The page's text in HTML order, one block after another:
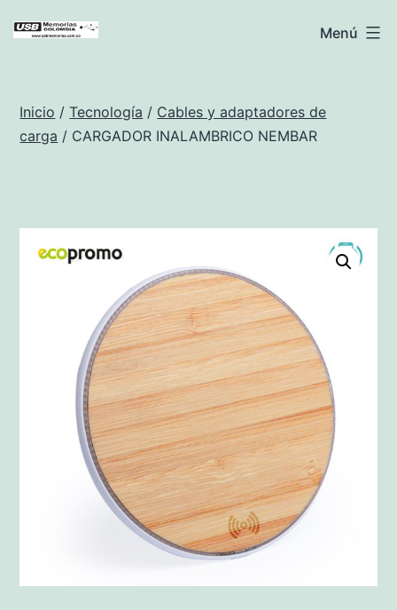
USB
Menú
Inicio /Tecnología / Cables y adaptadores de
carga / CARGADOR INALAMBRICO NEMBAR